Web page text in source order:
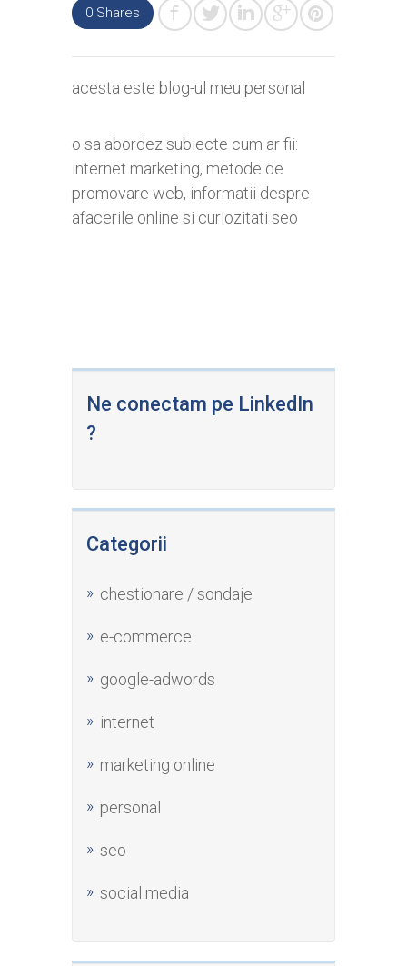
0 Shares
acesta este blog-ul meu personal
o sa abordez subiecte cum ar fii:
internet marketing, metode de
promovare web, informatii despre
afacerile online si curiozitati seo
Ne conectam pe LinkedIn
?
Categorii
chestionare / sondaje
e-commerce
google-adwords
internet
marketing online
personal
seo
social media